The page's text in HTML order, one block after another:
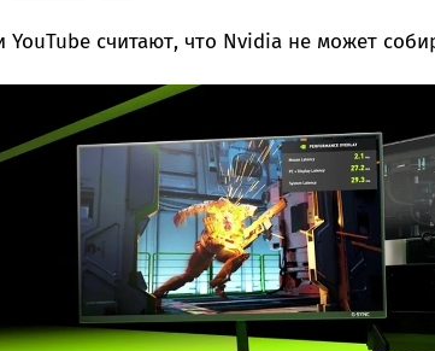
YouTube считают, что Nvidia не может